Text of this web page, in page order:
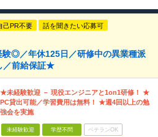
己PR不要 話を聞きたい応募可
験◎／年休125日／研修中の異業種派
／前給保証★
★未経験歓迎 － 現役エンジニアと1on1研修！ ★
PC貸出可能／学習費用は無料！ ★週4回以上の勉
強会を実施
未経験歓迎 学歴不問 ベテランOK